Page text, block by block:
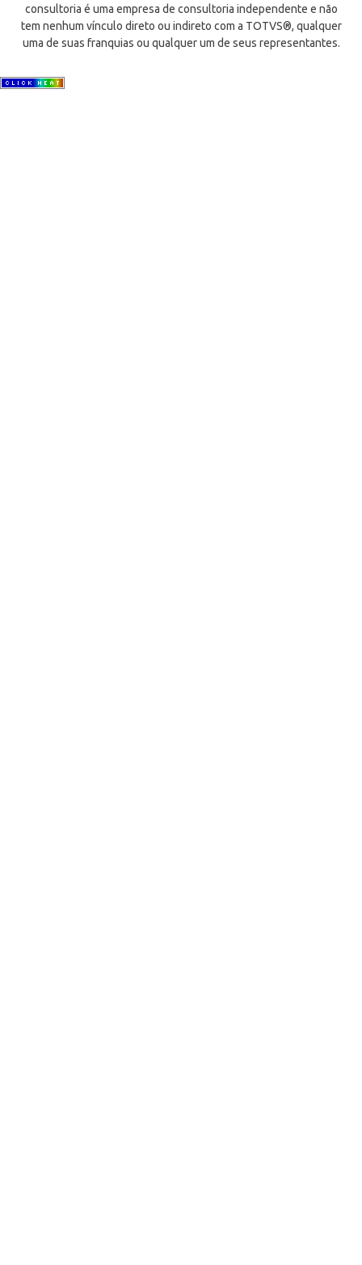
consultoria é uma empresa de consultoria independente e não
tem nenhum vínculo direto ou indireto com a TOTVS®, qualquer
uma de suas franquias ou qualquer um de seus representantes.